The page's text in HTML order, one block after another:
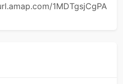
1MDTgsjCgPA